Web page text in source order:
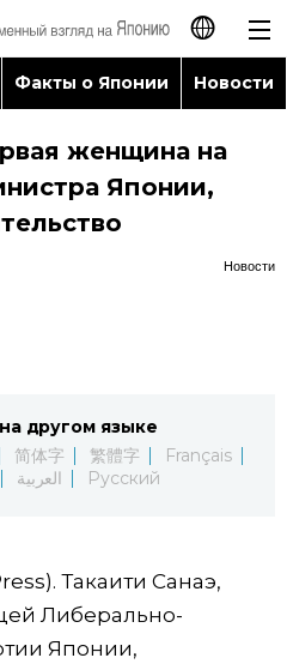
日本語
English
العربية
Факты о Японии Новости
женщина на
Японии,
Новости
другом языке
简体字 繁體字
Français
العربية Русский
Такаити Санаэ,
Либерально-
Японии,